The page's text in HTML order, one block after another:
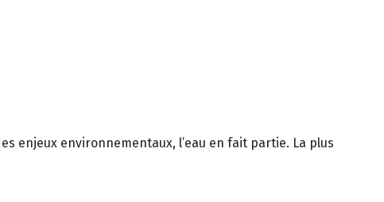
enjeux environnementaux, l’eau en fait partie. La plus